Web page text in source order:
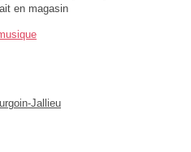
en magasin
Jallieu